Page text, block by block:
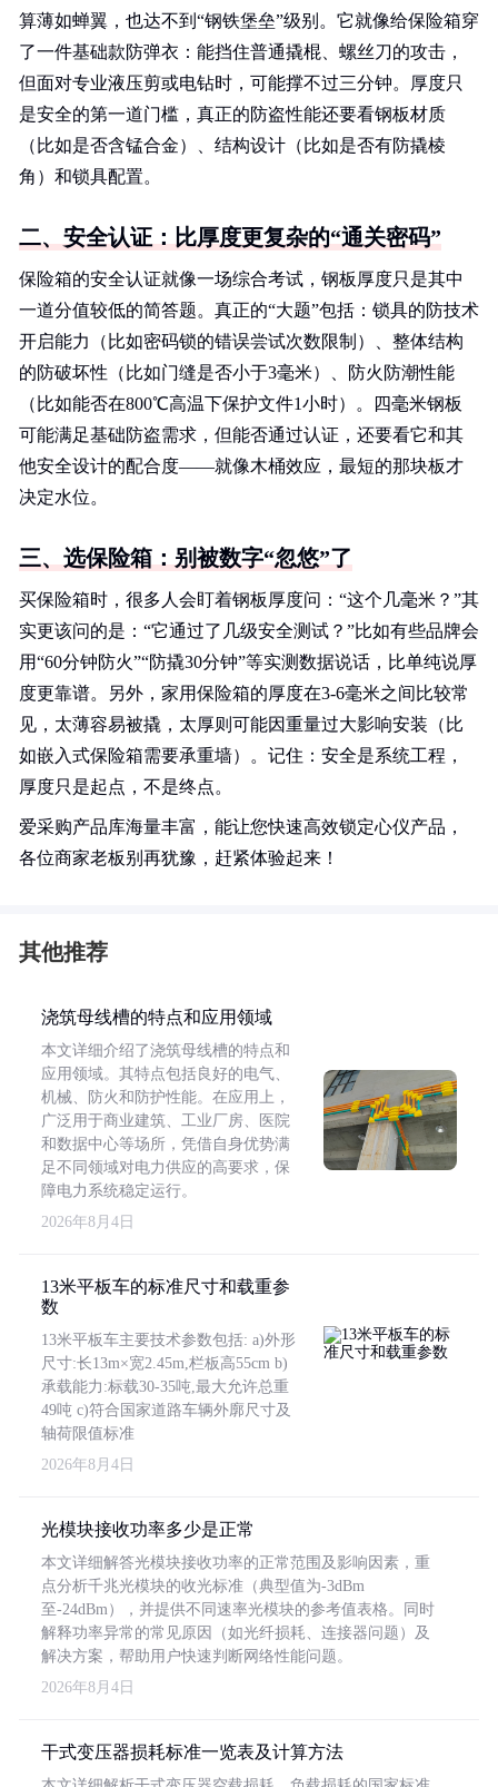
算薄如蝉翼，也达不到“钢铁堡垒”级别。它就像给保险箱穿
了一件基础款防弹衣：能挡住普通撬棍、螺丝刀的攻击，
但面对专业液压剪或电钻时，可能撑不过三分钟。厚度只
是安全的第一道门槛，真正的防盗性能还要看钢板材质
（比如是否含锰合金）、结构设计（比如是否有防撬棱
角）和锁具配置。
二、安全认证：比厚度更复杂的“通关密码”
保险箱的安全认证就像一场综合考试，钢板厚度只是其中
一道分值较低的简答题。真正的“大题”包括：锁具的防技术
开启能力（比如密码锁的错误尝试次数限制）、整体结构
的防破坏性（比如门缝是否小于3毫米）、防火防潮性能
（比如能否在800℃高温下保护文件1小时）。四毫米钢板
可能满足基础防盗需求，但能否通过认证，还要看它和其
他安全设计的配合度——就像木桶效应，最短的那块板才
决定水位。
三、选保险箱：别被数字“忽悠”了
买保险箱时，很多人会盯着钢板厚度问：“这个几毫米？”其
实更该问的是：“它通过了几级安全测试？”比如有些品牌会
用“60分钟防火”“防撬30分钟”等实测数据说话，比单纯说厚
度更靠谱。另外，家用保险箱的厚度在3-6毫米之间比较常
见，太薄容易被撬，太厚则可能因重量过大影响安装（比
如嵌入式保险箱需要承重墙）。记住：安全是系统工程，
厚度只是起点，不是终点。
爱采购产品库海量丰富，能让您快速高效锁定心仪产品，
各位商家老板别再犹豫，赶紧体验起来！
其他推荐
浇筑母线槽的特点和应用领域
本文详细介绍了浇筑母线槽的特点和
应用领域。其特点包括良好的电气、
机械、防火和防护性能。在应用上，
广泛用于商业建筑、工业厂房、医院
和数据中心等场所，凭借自身优势满
足不同领域对电力供应的高要求，保
障电力系统稳定运行。
2026年8月4日
13米平板车的标准尺寸和载重参
数
13米平板车主要技术参数包括: a)外形
尺寸:长13m×宽2.45m,栏板高55cm b)
承载能力:标载30-35吨,最大允许总重
49吨 c)符合国家道路车辆外廓尺寸及
轴荷限值标准
2026年8月4日
光模块接收功率多少是正常
本文详细解答光模块接收功率的正常范围及影响因素，重
点分析千兆光模块的收光标准（典型值为-3dBm
至-24dBm），并提供不同速率光模块的参考值表格。同时
解释功率异常的常见原因（如光纤损耗、连接器问题）及
解决方案，帮助用户快速判断网络性能问题。
2026年8月4日
干式变压器损耗标准一览表及计算方法